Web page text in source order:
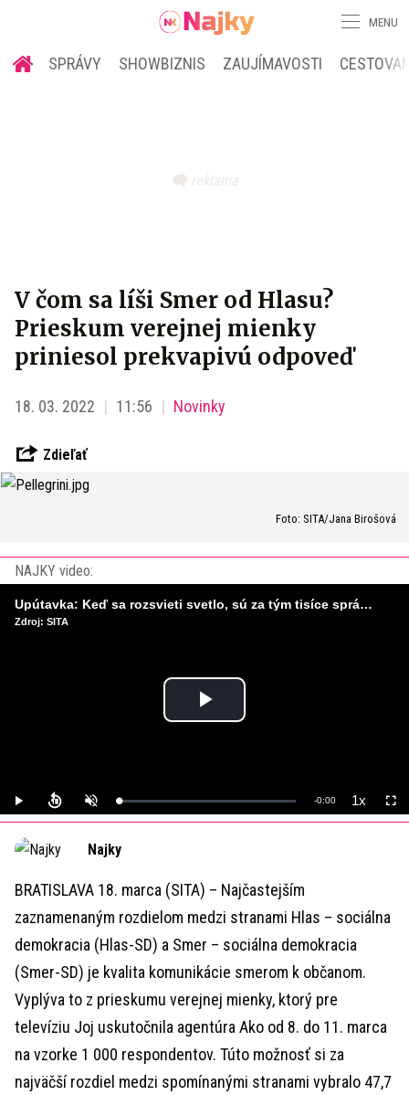
MENU
SPRÁVY SHOWBIZNIS ZAUJÍMAVOSTI
V čom sa líši Smer od Hlasu?
Prieskum verejnej mienky
priniesol prekvapivú odpoveď
18. 03. 2022 11:56 Novinky
Zdieľať
Foto: SITA/Jana Birošová
NAJKY video:
Play
Play UnmuteLoaded:
0%
Remaining
-0:00 1xPlayback
Rate
Upútavka: Keď sa rozsvieti svetlo, sú za tým tisíce správnych rozhodnutí. Ako vzniká infraštruktúra, ktorú nevnímame?
Zdroj: SITA
Najky
BRATISLAVA 18. marca (SITA) – Najčastejším
zaznamenaným rozdielom medzi stranami Hlas – sociálna
demokracia (Hlas-SD) a Smer – sociálna demokracia
(Smer-SD) je kvalita komunikácie smerom k občanom.
Vyplýva to z prieskumu verejnej mienky, ktorý pre
televíziu Joj uskutočnila agentúra Ako od 8. do 11. marca
na vzorke 1 000 respondentov. Túto možnosť si za
najväčší rozdiel medzi spomínanými stranami vybralo 47,7